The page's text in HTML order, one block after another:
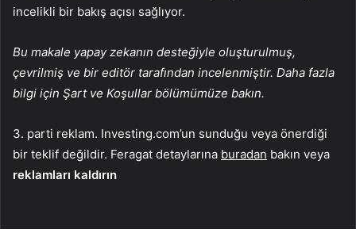
incelikli bir bakış açısı sağlıyor.
Bu makale yapay zekanın desteğiyle oluşturulmuş,
çevrilmiş ve bir editör tarafından incelenmiştir. Daha fazla
bilgi için Şart ve Koşullar bölümümüze bakın.
3. parti reklam. Investing.com’un sunduğu veya önerdiği
bir teklif değildir. Feragat detaylarına buradan bakın veya
reklamları kaldırın